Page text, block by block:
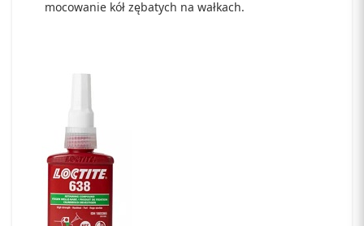
mocowanie kół zębatych na wałkach.